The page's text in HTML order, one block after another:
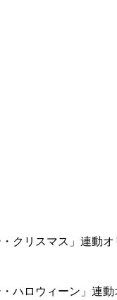
クリスマス」連動
ハロウィーン」連